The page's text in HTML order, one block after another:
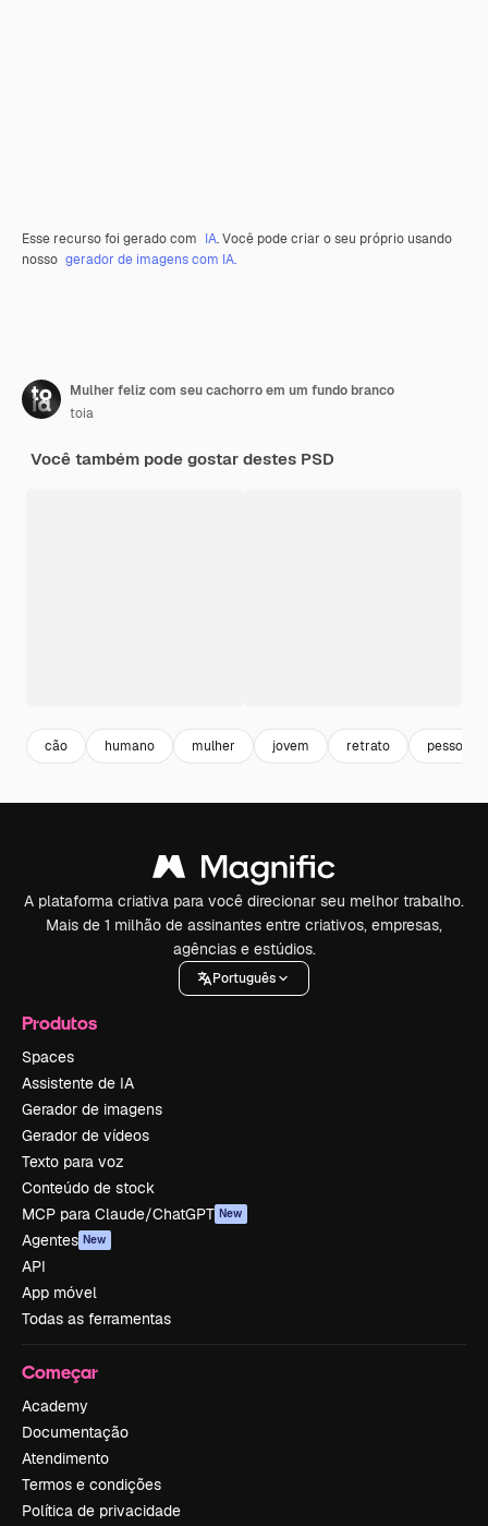
Esse recurso foi gerado com IA. Você pode criar o seu próprio usando
nosso gerador de imagens com IA.
Mulher feliz com seu cachorro em um fundo branco
toia
Você também pode gostar destes PSD
cão humano mulher jovem retrato pessoa
A plataforma criativa para você direcionar seu melhor trabalho.
Mais de 1 milhão de assinantes entre criativos, empresas,
agências e estúdios.
Português
Produtos
Spaces
Assistente de IA
Gerador de imagens
Gerador de vídeos
Texto para voz
Conteúdo de stock
MCP para Claude/ChatGPT New
Agentes New
API
App móvel
Todas as ferramentas
Começar
Academy
Documentação
Atendimento
Termos e condições
Política de privacidade